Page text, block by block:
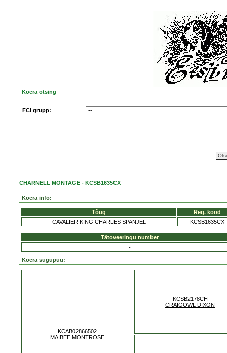
Koera otsing
FCI grupp:
CHARNELL MONTAGE - KCSB1635CX
Koera info:
Tõug
Reg. kood
CAVALIER KING CHARLES SPANJEL
KCSB1635CX
Tätoveeringu number
-
Koera sugupuu:
KCAB02866502
MAIBEE MONTROSE
KCSB2178CH
CRAIGOWL DIXON